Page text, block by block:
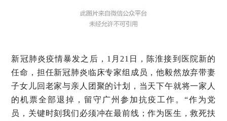
新冠肺炎疫情暴发之后，1月21日，陈淮接到医院新的
任命，担任新冠肺炎临床专家组成员，他毅然放弃带妻
子女儿回老家与亲人团聚的计划，当天下午就将一家人
的机票全部退掉，留守广州参加抗疫工作。“作为党
员，关键时刻我们必须冲在最前线；作为医生，救死扶